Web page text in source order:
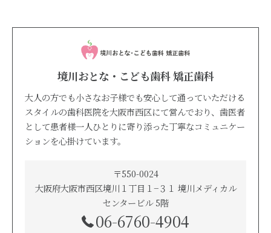
境川おとな・こども歯科 矯正歯科
大人の方でも小さなお子様でも安心して通っていただける
スタイルの歯科医院を大阪市西区にて営んでおり、歯医者
として患者様一人ひとりに寄り添った丁寧なコミュニケー
ションを心掛けています。
〒550-0024
大阪府大阪市西区境川１丁目１−３１ 境川メディカル
センタービル 5階
06-6760-4904